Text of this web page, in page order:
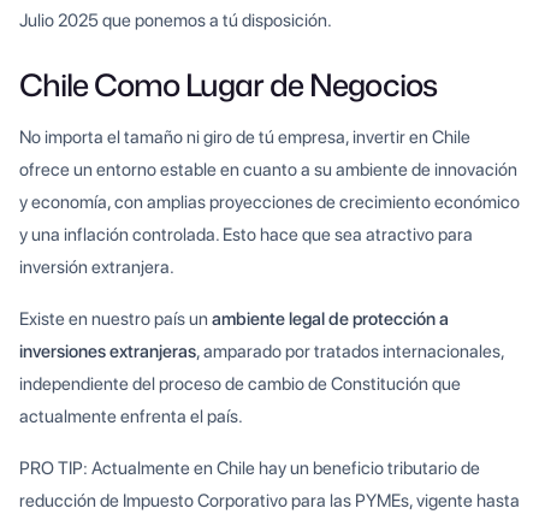
Julio 2025 que ponemos a tú disposición.
Chile Como Lugar de Negocios
No importa el tamaño ni giro de tú empresa, invertir en Chile
ofrece un entorno estable en cuanto a su ambiente de innovación
y economía, con amplias proyecciones de crecimiento económico
y una inflación controlada. Esto hace que sea atractivo para
inversión extranjera.
Existe en nuestro país un ambiente legal de protección a
inversiones extranjeras, amparado por tratados internacionales,
independiente del proceso de cambio de Constitución que
actualmente enfrenta el país.
PRO TIP: Actualmente en Chile hay un beneficio tributario de
reducción de Impuesto Corporativo para las PYMEs, vigente hasta